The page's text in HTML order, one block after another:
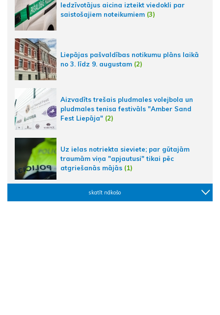
Iedzīvotājus aicina izteikt viedokli par
saistošajiem noteikumiem (3)
Liepājas pašvaldības notikumu plāns laikā
no 3. līdz 9. augustam (2)
Aizvadīts trešais pludmales volejbola un
pludmales tenisa festivāls "Amber Sand
Fest Liepāja" (2)
Uz ielas notriekta sieviete; par gūtajām
traumām viņa "apjautusi" tikai pēc
atgriešanās mājās (1)
skatīt nākošo